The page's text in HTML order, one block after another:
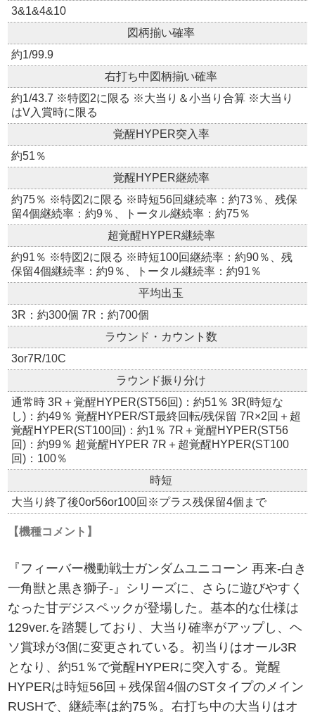
3&1&4&10
図柄揃い確率
約1/99.9
右打ち中図柄揃い確率
約1/43.7 ※特図2に限る ※大当り＆小当り合算 ※大当り
はV入賞時に限る
覚醒HYPER突入率
約51％
覚醒HYPER継続率
約75％ ※特図2に限る ※時短56回継続率：約73％、残保
留4個継続率：約9％、トータル継続率：約75％
超覚醒HYPER継続率
約91％ ※特図2に限る ※時短100回継続率：約90％、残
保留4個継続率：約9％、トータル継続率：約91％
平均出玉
3R：約300個 7R：約700個
ラウンド・カウント数
3or7R/10C
ラウンド振り分け
通常時 3R＋覚醒HYPER(ST56回)：約51％ 3R(時短な
し)：約49％ 覚醒HYPER/ST最終回転/残保留 7R×2回＋超
覚醒HYPER(ST100回)：約1％ 7R＋覚醒HYPER(ST56
回)：約99％ 超覚醒HYPER 7R＋超覚醒HYPER(ST100
回)：100％
時短
大当り終了後0or56or100回※プラス残保留4個まで
【機種コメント】
『フィーバー機動戦士ガンダムユニコーン 再来-白き
一角獣と黒き獅子-』シリーズに、さらに遊びやすく
なった甘デジスペックが登場した。基本的な仕様は
129ver.を踏襲しており、大当り確率がアップし、ヘ
ソ賞球が3個に変更されている。初当りはオール3R
となり、約51％で覚醒HYPERに突入する。覚醒
HYPERは時短56回＋残保留4個のSTタイプのメイン
RUSHで、継続率は約75％。右打ち中の大当りはオ